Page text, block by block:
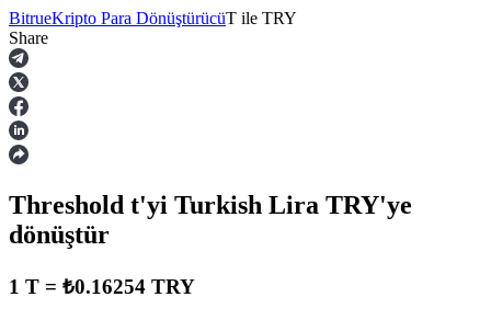
Vadeli İşlemler
BitrueKripto Para DönüştürücüT ile TRY
Share
Threshold t'yi Turkish Lira TRY'ye
dönüştür
1 T = ₺0.16254 TRY